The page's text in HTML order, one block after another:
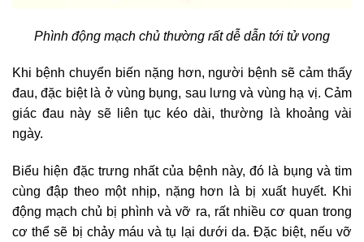
Phình động mạch chủ thường rất dễ dẫn tới tử vong
Khi bệnh chuyển biến nặng hơn, người bệnh sẽ cảm thấy
đau, đặc biệt là ở vùng bụng, sau lưng và vùng hạ vị. Cảm
giác đau này sẽ liên tục kéo dài, thường là khoảng vài
ngày.
Biểu hiện đặc trưng nhất của bệnh này, đó là bụng và tim
cùng đập theo một nhịp, nặng hơn là bị xuất huyết. Khi
động mạch chủ bị phình và vỡ ra, rất nhiều cơ quan trong
cơ thể sẽ bị chảy máu và tụ lại dưới da. Đặc biệt, nếu vỡ